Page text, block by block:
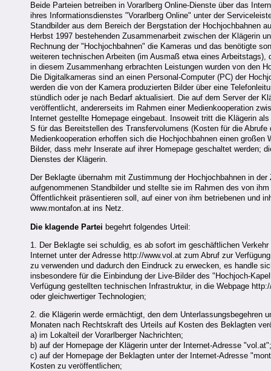
Beide Parteien betreiben in Vorarlberg Online-Dienste über das
ihres Informationsdienstes "Vorarlberg Online" unter der
Standbilder aus dem Bereich der Bergstation der Hochjochbahnen
Herbst 1997 bestehenden Zusammenarbeit zwischen der Klägerin
Rechnung der "Hochjochbahnen" die Kameras und das benötigte
weiteren technischen Arbeiten (im Ausmaß etwa eines
in diesem Zusammenhang erbrachten Leistungen wurden von den
Die Digitalkameras sind an einen Personal-Computer (PC) der
werden die von der Kamera produzierten Bilder über eine
stündlich oder je nach Bedarf aktualisiert. Die auf dem Server der
veröffentlicht, andererseits im Rahmen einer Medienkooperation
Internet gestellte Homepage eingebaut. Insoweit tritt die Klägerin
S für das Bereitstellen des Transfervolumens (Kosten für die
Medienkooperation erhoffen sich die Hochjochbahnen einen
Bilder, dass mehr Inserate auf ihrer Homepage geschaltet werden;
Dienstes der Klägerin.
Der Beklagte übernahm mit Zustimmung der Hochjochbahnen in
aufgenommenen Standbilder und stellte sie im Rahmen des von
Öffentlichkeit präsentieren soll, auf einer von ihm betriebenen und
www.montafon.at ins Netz.
Die klagende Partei begehrt folgendes Urteil:
1. Der Beklagte sei schuldig, es ab sofort im geschäftlichen
Internet unter der Adresse http://www.vol.at zum Abruf zur
zu verwenden und dadurch den Eindruck zu erwecken, es handle
insbesondere für die Einbindung der Live-Bilder des "Hochjoch-
Verfügung gestellten technischen Infrastruktur, in die Webpage
oder gleichwertiger Technologien;
2. die Klägerin werde ermächtigt, den dem Unterlassungsbegehren
Monaten nach Rechtskraft des Urteils auf Kosten des Beklagten
a) im Lokalteil der Vorarlberger Nachrichten;
b) auf der Homepage der Klägerin unter der Internet-Adresse "vol.at";
c) auf der Homepage der Beklagten unter der Internet-Adresse
Kosten zu veröffentlichen;